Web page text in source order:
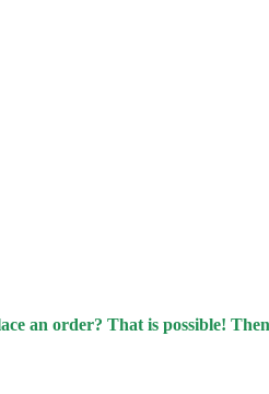
an order? That is possible!